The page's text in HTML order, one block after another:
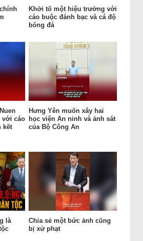
Khởi tố một hiệu trưởng với
cáo buộc đánh bạc và cá độ
bóng đá
với cáo
kết
Hưng Yên muốn xây hai
học viện An ninh và ảnh sát
của Bộ Công An
là
Chia sẻ một bức ảnh cũng
bị xử phạt